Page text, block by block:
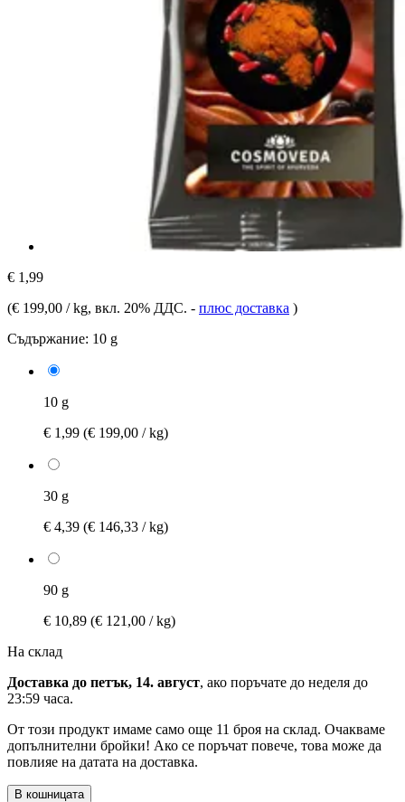
€ 1,99
(€ 199,00 / kg, вкл. 20% ДДС. - плюс доставка )
Съдържание: 10 g
10 g
€ 1,99 (€ 199,00 / kg)
30 g
€ 4,39 (€ 146,33 / kg)
90 g
€ 10,89 (€ 121,00 / kg)
На склад
Доставка до петък, 14. август, ако поръчате до неделя до
23:59 часа.
От този продукт имаме само още 11 броя на склад. Очакваме
допълнителни бройки! Ако се поръчат повече, това може да
повлияе на датата на доставка.
В кошницата